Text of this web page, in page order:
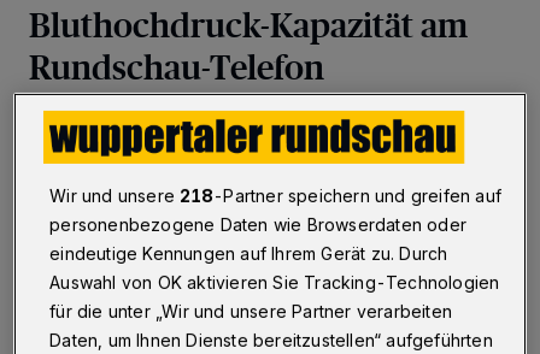
Bluthochdruck-Kapazität am
Rundschau-Telefon
Wuppertal·Am Donnerstag (21. September 2017)
von 16.30 bis 18 Uhr steht Professor Dr. Bernd Sanner
Verfügung.
21.09.2017 , 11:15 Uhr Eine Minute Lesezeit
Wir und unsere 218-Partner speichern und greifen auf
personenbezogene Daten wie Browserdaten oder
eindeutige Kennungen auf Ihrem Gerät zu. Durch
Auswahl von OK aktivieren Sie Tracking-Technologien
für die unter „Wir und unsere Partner verarbeiten
Daten, um Ihnen Dienste bereitzustellen“ aufgeführten